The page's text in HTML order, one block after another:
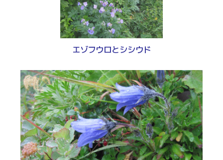
エゾフウロとシシウド